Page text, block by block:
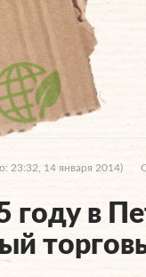
23:32, 14 января 2014)
году в